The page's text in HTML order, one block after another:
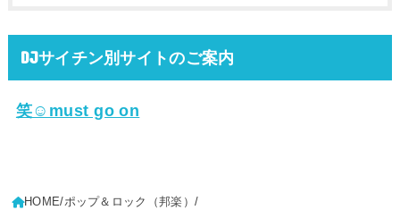
DJサイチン別サイトのご案内
笑☺must go on
HOME ポップ＆ロック（邦楽）